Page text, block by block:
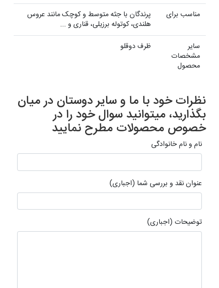
مناسب برای
پرندگان با جثه متوسط و کوچک مانند عروس
هلندی، کوتوله برزیلی، قناری و ...
سایر
مشخصات
محصول
ظرف دوقلو
نظرات خود با ما و سایر دوستان در میان
بگذارید، میتوانید سوال خود را در
خصوص محصولات مطرح نمایید
نام و نام خانوادگی
عنوان نقد و بررسی شما (اجباری)
توضیحات (اجباری)